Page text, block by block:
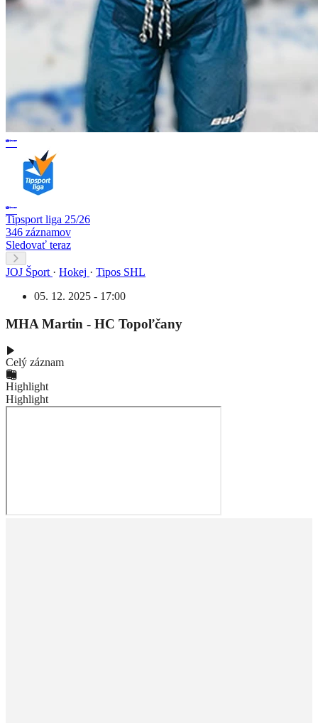
Tipsport liga 25/26
346 záznamov
Sledovať teraz
JOJ Šport · Hokej · Tipos SHL
05. 12. 2025 - 17:00
MHA Martin - HC Topoľčany
Celý záznam
Highlight
Highlight